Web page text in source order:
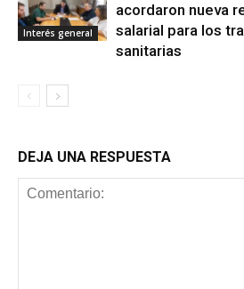
Interés general
acordaron nueva
salarial para los
sanitarias
DEJA UNA RESPUESTA